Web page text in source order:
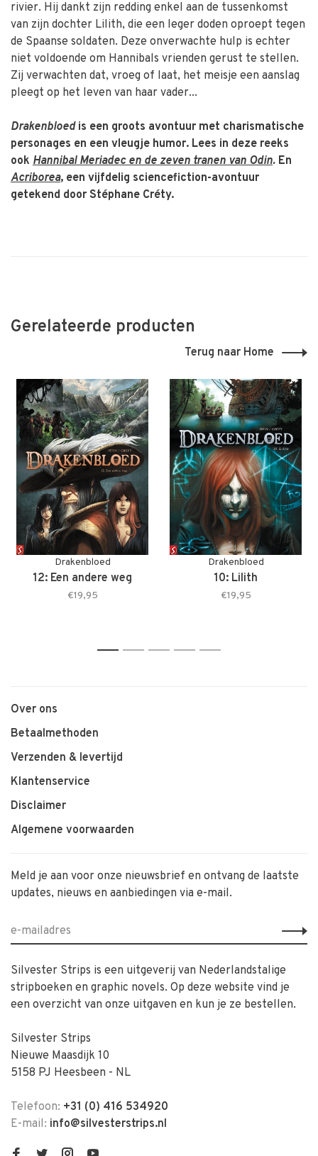
rivier. Hij dankt zijn redding enkel aan de tussenkomst
van zijn dochter Lilith, die een leger doden oproept tegen
de Spaanse soldaten. Deze onverwachte hulp is echter
niet voldoende om Hannibals vrienden gerust te stellen.
Zij verwachten dat, vroeg of laat, het meisje een aanslag
pleegt op het leven van haar vader...
Drakenbloedis een groots avontuur met charismatische
personages en een vleugje humor. Lees in deze reeks
ook Hannibal Meriadec en de zeven tranen van Odin. En
Acriborea, een vijfdelig sciencefiction-avontuur
getekend door Stéphane Créty.
Gerelateerde producten
Terug naar Home
Drakenbloed
12: Een andere weg
€19,95
Drakenbloed
10: Lilith
€19,95
1 2 3 4 5
Over ons
Betaalmethoden
Verzenden & levertijd
Klantenservice
Disclaimer
Algemene voorwaarden
Meld je aan voor onze nieuwsbrief en ontvang de laatste
updates, nieuws en aanbiedingen via e-mail.
Silvester Strips is een uitgeverij van Nederlandstalige
stripboeken en graphic novels. Op deze website vind je
een overzicht van onze uitgaven en kun je ze bestellen.
Silvester Strips
Nieuwe Maasdijk 10
5158 PJ Heesbeen - NL
Telefoon: +31 (0) 416 534920
E-mail: info@silvesterstrips.nl